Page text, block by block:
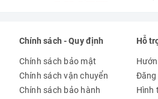
Chính sách - Quy định
Chính sách bảo mật
Chính sách vận chuyển
Chính sách bảo hành
Hỗ
Đăng
Hình